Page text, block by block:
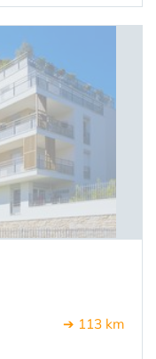
➔ 113 km